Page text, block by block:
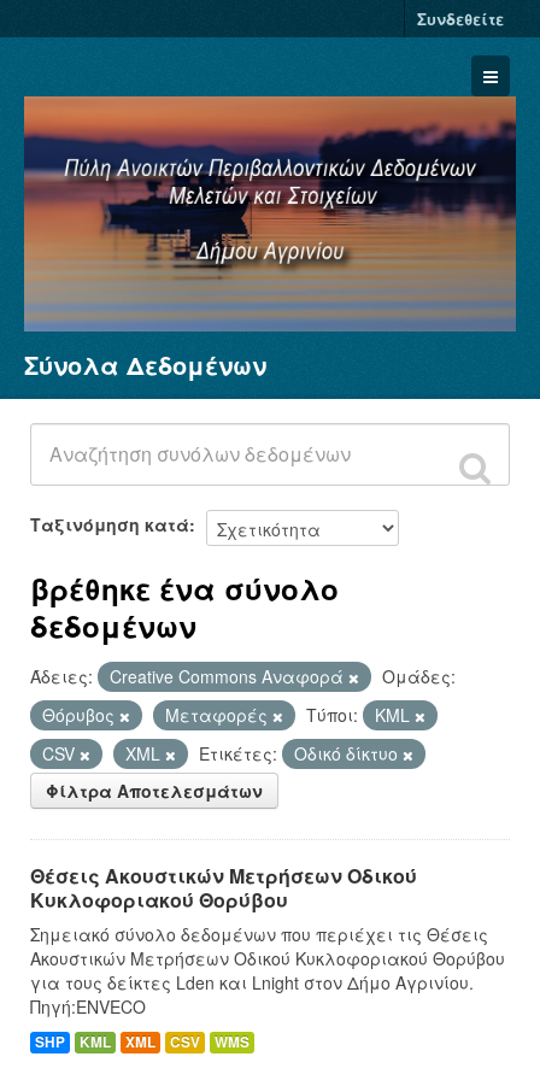
Συνδεθείτε
Σύνολα Δεδομένων
Φορείς
Ομάδες
Σχετικά
Σύνολα Δεδομένων
Ταξινόμηση κατά
βρέθηκε ένα σύνολο
δεδομένων
Άδειες: Creative Commons Αναφορά
Ομάδες:
Θόρυβος
Μεταφορές Τύποι:
KML
CSV
XML Ετικέτες:
Οδικό δίκτυο
Φίλτρα Αποτελεσμάτων
Θέσεις Ακουστικών Μετρήσεων Οδικού
Κυκλοφοριακού Θορύβου
Σημειακό σύνολο δεδομένων που περιέχει τις Θέσεις
Ακουστικών Μετρήσεων Οδικού Κυκλοφοριακού Θορύβου
για τους δείκτες Lden και Lnight στον Δήμο Αγρινίου.
Πηγή:ENVECO
SHP KML XML CSV WMS